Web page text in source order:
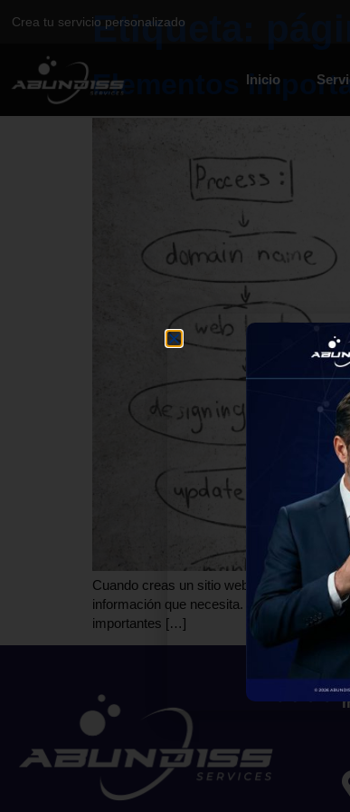
Crea tu servicio personalizado
Inicio
Etiqueta:
Elementos
Cuando creas un sitio web, hay ciertos
información que necesita. Al incluir estos
importantes […]